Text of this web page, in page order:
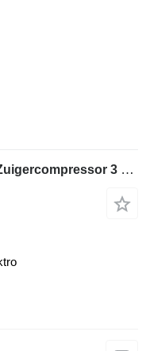
Airpress HL 425-24 Elektrische Zuigercompressor 3 PK 392 L / min 8 Bar Ov